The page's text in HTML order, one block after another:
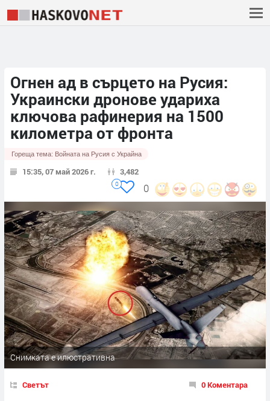
Огнен ад в сърцето на Русия:
Украински дронове удариха
ключова рафинерия на 1500
километра от фронта
Гореща тема: Войната на Русия с Украйна
15:35, 07 май 2026 г. 3,482
0
0
Снимката е илюстративна
Светът 0 Коментара